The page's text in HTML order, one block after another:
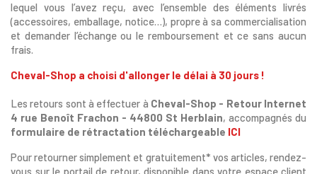
lequel vous l’avez reçu, avec l’ensemble des éléments livrés
(accessoires, emballage, notice…), propre à sa commercialisation
et demander l’échange ou le remboursement et ce sans aucun
frais.
Cheval-Shop a choisi d'allonger le délai à 30 jours !
Les retours sont à effectuer à Cheval-Shop - Retour Internet
4 rue Benoît Frachon - 44800 St Herblain, accompagnés du
formulaire de rétractation téléchargeable ICI
Pour retourner simplement et gratuitement* vos articles, rendez-
vous sur le portail de retour, disponible dans votre espace client